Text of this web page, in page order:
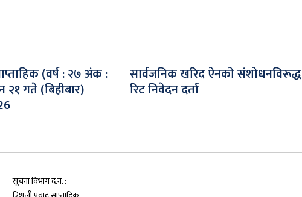
(वर्ष : २७ अंक :
२१ गते (बिहीबार)
सार्वजनिक खरिद ऐनको संशोधनविरूद्ध
रिट निवेदन दर्ता
सूचना विभाग द.न. :